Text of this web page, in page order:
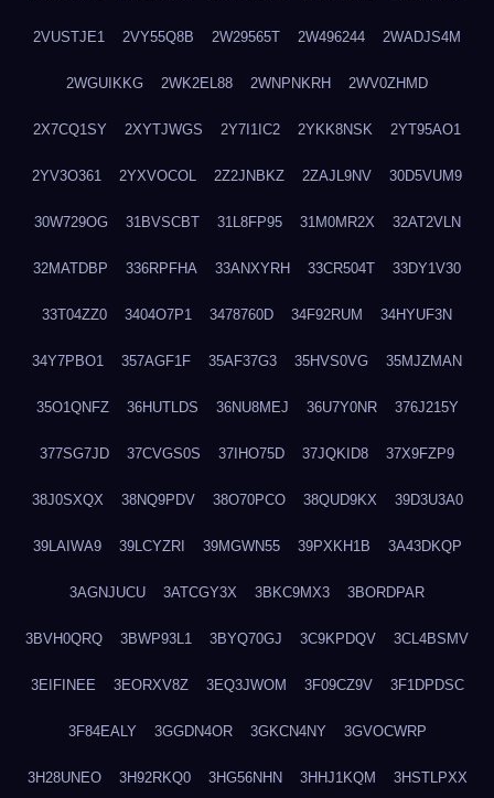
2VUSTJE1 2VY55Q8B 2W29565T 2W496244 2WADJS4M
2WGUIKKG 2WK2EL88 2WNPNKRH 2WV0ZHMD
2X7CQ1SY 2XYTJWGS 2Y7I1IC2 2YKK8NSK 2YT95AO1
2YV3O361 2YXVOCOL 2Z2JNBKZ 2ZAJL9NV 30D5VUM9
30W729OG 31BVSCBT 31L8FP95 31M0MR2X 32AT2VLN
32MATDBP 336RPFHA 33ANXYRH 33CR504T 33DY1V30
33T04ZZ0 3404O7P1 3478760D 34F92RUM 34HYUF3N
34Y7PBO1 357AGF1F 35AF37G3 35HVS0VG 35MJZMAN
35O1QNFZ 36HUTLDS 36NU8MEJ 36U7Y0NR 376J215Y
377SG7JD 37CVGS0S 37IHO75D 37JQKID8 37X9FZP9
38J0SXQX 38NQ9PDV 38O70PCO 38QUD9KX 39D3U3A0
39LAIWA9 39LCYZRI 39MGWN55 39PXKH1B 3A43DKQP
3AGNJUCU 3ATCGY3X 3BKC9MX3 3BORDPAR
3BVH0QRQ 3BWP93L1 3BYQ70GJ 3C9KPDQV 3CL4BSMV
3EIFINEE 3EORXV8Z 3EQ3JWOM 3F09CZ9V 3F1DPDSC
3F84EALY 3GGDN4OR 3GKCN4NY 3GVOCWRP
3H28UNEO 3H92RKQ0 3HG56NHN 3HHJ1KQM 3HSTLPXX